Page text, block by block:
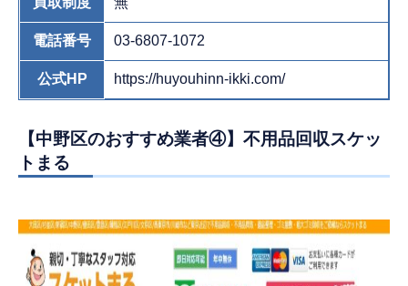
電話番号 03-6807-1072
公式HP https://huyouhinn-ikki.com/
【中野区のおすすめ業者④】不用品回収スケッ
トまる